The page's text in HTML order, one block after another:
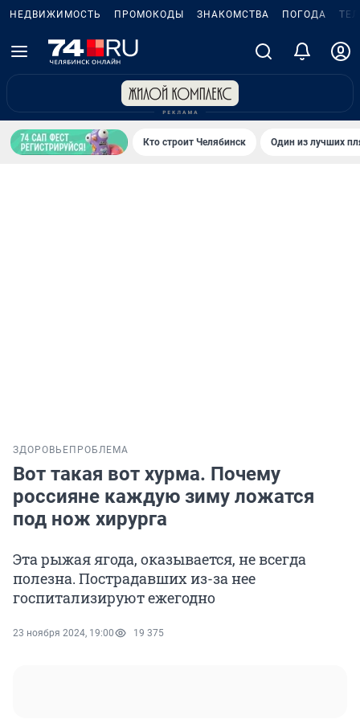
НЕДВИЖИМОСТЬ ПРОМОКОДЫ ЗНАКОМСТВА ПОГОДА
Кто строит Челябинск Один из лучших
ЗДОРОВЬЕ ПРОБЛЕМА
Вот такая вот хурма. Почему
россияне каждую зиму ложатся
под нож хирурга
Эта рыжая ягода, оказывается, не всегда
полезна. Пострадавших из-за нее
госпитализируют ежегодно
23 ноября 2024, 19:00 19 375